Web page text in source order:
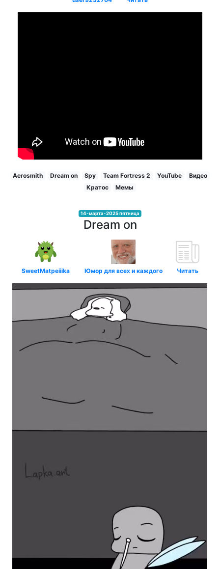
Aerosmith Dream on Spy Team Fortress 2 YouTube
Видео
Кратос
Мемы
14-марта-2025 пятница
Dream on
SweetMatpeiiika Юмор для всех и каждого Читать